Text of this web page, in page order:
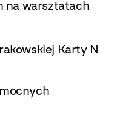
na warsztatach
Karty N